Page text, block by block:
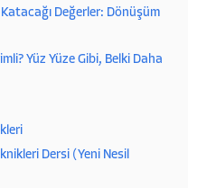
Katacağı Değerler: Dönüşüm
Yüz Yüze Gibi, Belki Daha
Dersi (Yeni Nesil